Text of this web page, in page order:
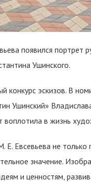
появился портрет
Ушинского.
конкурс эскизов. В
Ушинский»
воплотила в жизнь
Евсевьева не только
значение.
и ценностям,